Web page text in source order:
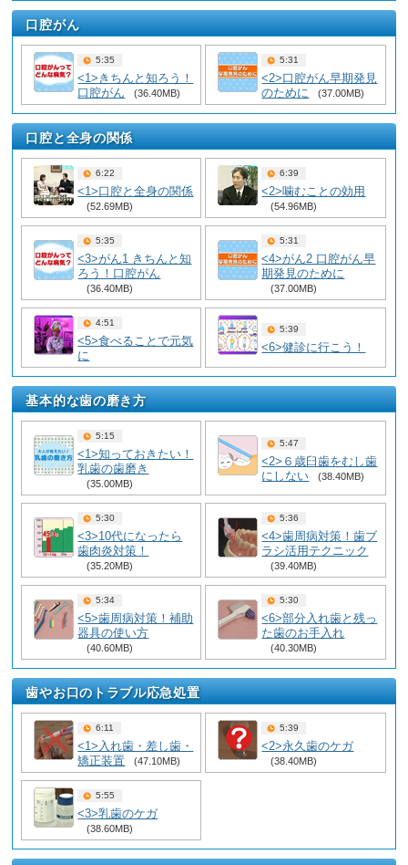
口腔がん
5:35
<1>きちんと知ろう！
口腔がん
(36.40MB)
5:31
<2>口腔がん早期発見
のために
(37.00MB)
口腔と全身の関係
6:22
<1>口腔と全身の関係
(52.69MB)
6:39
<2>噛むことの効用
(54.96MB)
5:35
<3>がん1 きちんと知
ろう！口腔がん
(36.40MB)
5:31
<4>がん2 口腔がん早
期発見のために
(37.00MB)
4:51
<5>食べることで元気
に
5:39
<6>健診に行こう！
基本的な歯の磨き方
5:15
<1>知っておきたい！
乳歯の歯磨き
(35.00MB)
5:47
<2>６歳臼歯をむし歯
にしない
(38.40MB)
5:30
<3>10代になったら
歯肉炎対策！
(35.20MB)
5:36
<4>歯周病対策！歯ブ
ラシ活用テクニック
(39.40MB)
5:34
<5>歯周病対策！補助
器具の使い方
(40.60MB)
5:30
<6>部分入れ歯と残っ
た歯のお手入れ
(40.30MB)
歯やお口のトラブル応急処置
6:11
<1>入れ歯・差し歯・
矯正装置
(47.10MB)
5:39
<2>永久歯のケガ
(38.40MB)
5:55
<3>乳歯のケガ
(38.60MB)